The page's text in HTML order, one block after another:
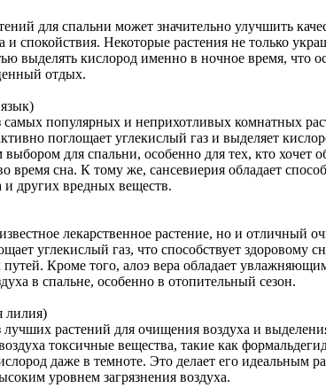
для спальни может значительно улучшить
и спокойствия. Некоторые растения не только
выделять кислород именно в ночное время, что
отдых.
популярных и неприхотливых комнатных
поглощает углекислый газ и выделяет
для спальни, особенно для тех, кто хочет
время сна. К тому же, сансевиерия обладает
и других вредных веществ.
лекарственное растение, но и отличный
углекислый газ, что способствует здоровому
Кроме того, алоэ вера обладает
в спальне, особенно в отопительный сезон.
лилия)
растений для очищения воздуха и
токсичные вещества, такие как
даже в темноте. Это делает его идеальным
уровнем загрязнения воздуха.